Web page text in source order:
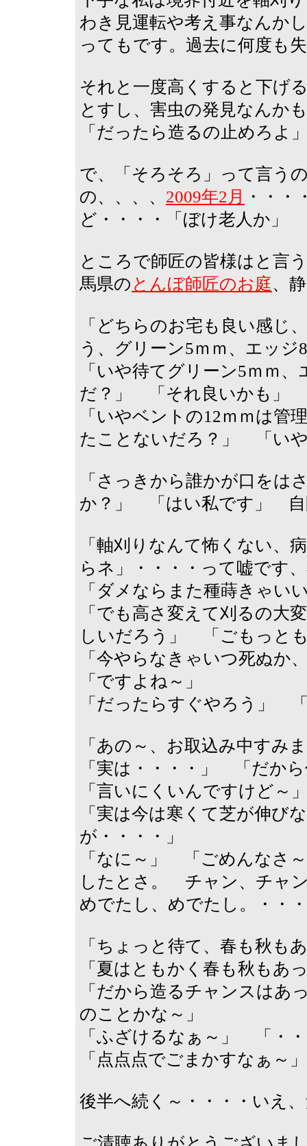
わき見運転や考え事なんか
ってもです。過去に何度も
それと一度高くすると下げ
とすし、害虫の発見なんか
「だったら造るの止めろよ
で、「そろそろ」って言う
の、、、、 2009年2月
・・・
ど・・・・「ぼけ老人か」
ところで師匠の皆様はと言
馬県の とんぼ師匠のお庭、
「どちらのお宅も良い感
う、グリーン5ｍｍ、エッジ
「いや待てグリーン5ｍｍ
だ？」 「それ良いかも」
「いやベントの12ｍｍは
たことないだろ？」 「い
「さっきから誰かが口をは
か？」 「はい私です」 自
「軸刈りなんて怖くない、
らネ」・・・・って嘘です
「ダメならまた種蒔きゃ
「でも高さ変えて刈るの大
しいだろう」 「ごもっと
「今やらなきゃいつ死ぬ
「ですよね～」
「だったらすぐやろう」
「あの～、お取込み中す
「実は・・・・」 「だか
「言いにくいんですけど
「実は今は寒くて芝が伸び
が・・・・」
「なに～」 「ごめんなさ
したとさ。 チャン、チャ
めでたし、めでたし。・・
「ちょっと待て、春も秋
「夏はともかく春も秋も
「だから造るチャンスは
のことかな～」
「ふざけるなぁ～」 「・
「点点点でごまかすなぁ～」
後半へ続く～・・・・いえ